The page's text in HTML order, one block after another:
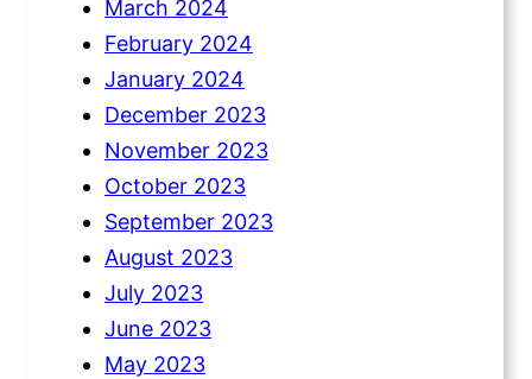
March 2024
February 2024
January 2024
December 2023
November 2023
October 2023
September 2023
August 2023
July 2023
June 2023
May 2023